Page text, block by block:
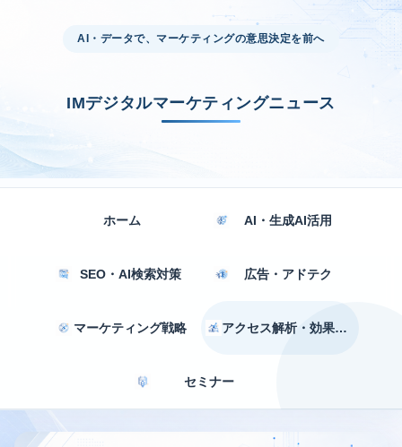
AI・データで、マーケティングの意思決定を前へ
IMデジタルマーケティングニュース
ホーム AI・生成AI活用
SEO・AI検索対策 広告・アドテク
マーケティング戦略 アクセス解析・効果測定
セミナー